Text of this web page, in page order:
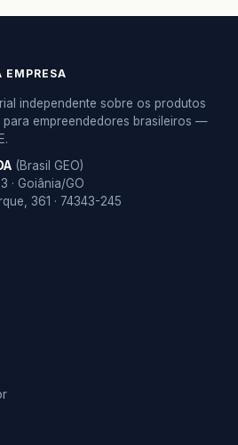
EMPRESA
independente sobre os produtos
empreendedores brasileiros —
(Brasil GEO)
· Goiânia/GO
361 · 74343-245